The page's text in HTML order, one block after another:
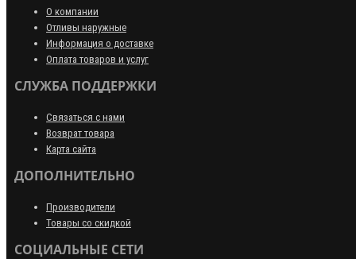
О компании
Отливы наружные
Информация о доставке
Оплата товаров и услуг
СЛУЖБА ПОДДЕРЖКИ
Связаться с нами
Возврат товара
Карта сайта
ДОПОЛНИТЕЛЬНО
Производители
Товары со скидкой
СОЦИАЛЬНЫЕ СЕТИ